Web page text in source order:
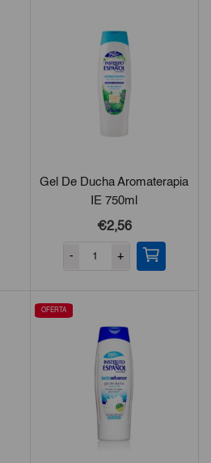
Gel De Ducha Aromaterapia
IE 750ml
€2,56
- +
OFERTA